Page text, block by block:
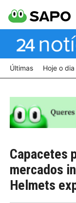
Últimas Hoje o
Capacetes
mercados
Helmets